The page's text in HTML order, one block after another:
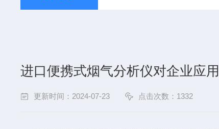
进口便携式烟气分析仪对企业应用
更新时间：2024-07-23 点击次数：1332